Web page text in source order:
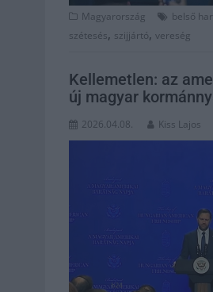
Magyarország belső
szétesés, szijjártó, vereség
Kellemetlen: az
új magyar
2026.04.08. Kiss Lajos